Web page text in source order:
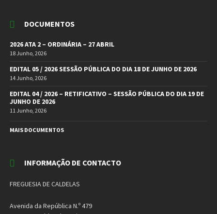
DOCUMENTOS
2026 ATA 2 – ORDINÁRIA – 27 ABRIL
18 Junho, 2026
EDITAL 05 / 2026 SESSÃO PÚBLICA DO DIA 18 DE JUNHO DE 2026
14 Junho, 2026
EDITAL 04 / 2026 – RETIFICATIVO – SESSÃO PÚBLICA DO DIA 19 DE
JUNHO DE 2026
11 Junho, 2026
MAIS DOCUMENTOS
INFORMAÇÃO DE CONTACTO
FREGUESIA DE CALDELAS
Avenida da República N.º 479